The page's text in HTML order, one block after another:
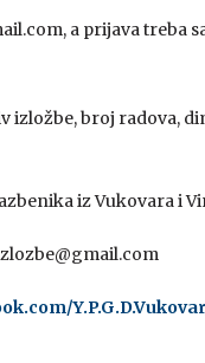
a prijava treba
izložbe, broj radova,
iz Vukovara i